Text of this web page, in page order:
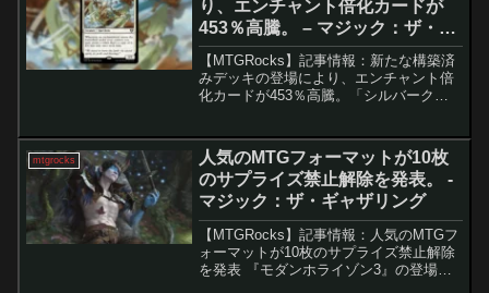
り、エンチャント倍化カードが
453％高騰。 – マジック：ザ・ギ
ャザリング
【MTGRocks】記事情報：新たな構築済
みデッキの登場により、エンチャント倍
化カードが453％高騰。「シルバークイ
ンの秘密』のリリースに伴い、新たに登
場した統率者デッ...
mtgrocks
人気のMTGフォーマットが10枚
のサプライズ禁止解除を発表。 -
マジック：ザ・ギャザリング
【MTGRocks】記事情報：人気のMTGフ
ォーマットが10枚のサプライズ禁止解除
を発表 『モダンホライゾン3』の登場以